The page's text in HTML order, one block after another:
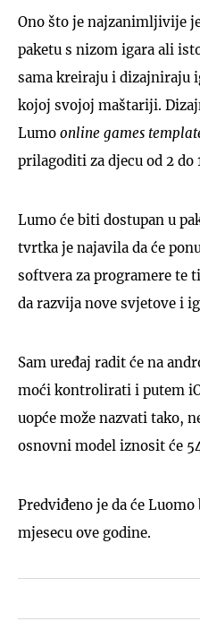
Ono što je najzanimljivije
paketu s nizom igara ali
sama kreiraju i dizajniraju
kojoj svojoj maštariji.
Lumo online games
prilagoditi za djecu od 2 do
Lumo će biti dostupan u
tvrtka je najavila da će
softvera za programere te
da razvija nove svjetove i
Sam uređaj radit će na
moći kontrolirati i putem
uopće može nazvati tako,
osnovni model iznosit će
Predviđeno je da će
mjesecu ove godine.